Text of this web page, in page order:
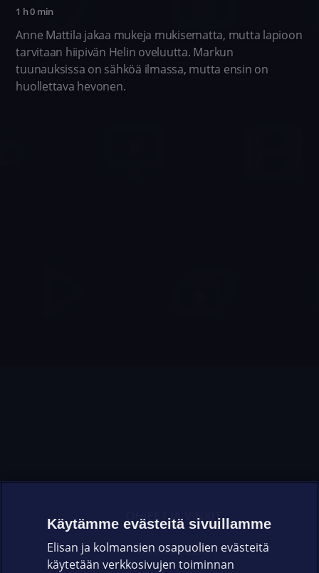
1 h 0 min
Anne Mattila jakaa mukeja mukisematta, mutta lapioon
tarvitaan hiipivän Helin oveluutta. Markun
tuunauksissa on sähköä ilmassa, mutta ensin on
huollettava hevonen.
OHJEET JA VINKIT
OMAYHTEISÖ
Käytämme evästeitä sivuillamme
Elisan ja kolmansien osapuolien evästeitä
käytetään verkkosivujen toiminnan